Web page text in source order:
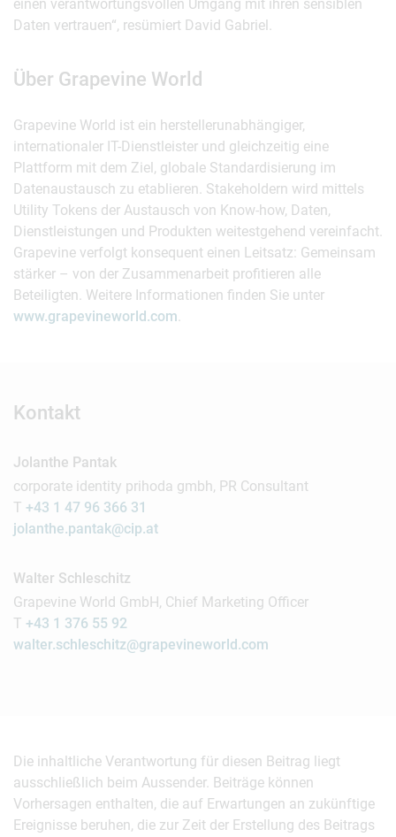
einen verantwortungsvollen Umgang mit ihren sensiblen
Daten vertrauen“, resümiert David Gabriel.
Über Grapevine World
Grapevine World ist ein herstellerunabhängiger,
internationaler IT-Dienstleister und gleichzeitig eine
Plattform mit dem Ziel, globale Standardisierung im
Datenaustausch zu etablieren. Stakeholdern wird mittels
Utility Tokens der Austausch von Know-how, Daten,
Dienstleistungen und Produkten weitestgehend vereinfacht.
Grapevine verfolgt konsequent einen Leitsatz: Gemeinsam
stärker – von der Zusammenarbeit profitieren alle
Beteiligten. Weitere Informationen finden Sie unter
www.grapevineworld.com.
Kontakt
Jolanthe Pantak
corporate identity prihoda gmbh, PR Consultant
T +43 1 47 96 366 31
jolanthe.pantak@cip.at
Walter Schleschitz
Grapevine World GmbH, Chief Marketing Officer
T +43 1 376 55 92
walter.schleschitz@grapevineworld.com
Die inhaltliche Verantwortung für diesen Beitrag liegt
ausschließlich beim Aussender. Beiträge können
Vorhersagen enthalten, die auf Erwartungen an zukünftige
Ereignisse beruhen, die zur Zeit der Erstellung des Beitrags